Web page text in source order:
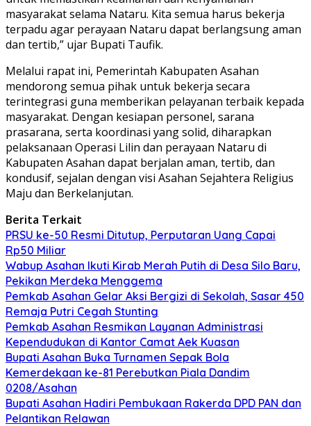
masyarakat selama Nataru. Kita semua harus bekerja
terpadu agar perayaan Nataru dapat berlangsung aman
dan tertib,” ujar Bupati Taufik.
Melalui rapat ini, Pemerintah Kabupaten Asahan
mendorong semua pihak untuk bekerja secara
terintegrasi guna memberikan pelayanan terbaik kepada
masyarakat. Dengan kesiapan personel, sarana
prasarana, serta koordinasi yang solid, diharapkan
pelaksanaan Operasi Lilin dan perayaan Nataru di
Kabupaten Asahan dapat berjalan aman, tertib, dan
kondusif, sejalan dengan visi Asahan Sejahtera Religius
Maju dan Berkelanjutan.
Berita Terkait
PRSU ke-50 Resmi Ditutup, Perputaran Uang Capai
Rp50 Miliar
Wabup Asahan Ikuti Kirab Merah Putih di Desa Silo Baru,
Pekikan Merdeka Menggema
Pemkab Asahan Gelar Aksi Bergizi di Sekolah, Sasar 450
Remaja Putri Cegah Stunting
Pemkab Asahan Resmikan Layanan Administrasi
Kependudukan di Kantor Camat Aek Kuasan
Bupati Asahan Buka Turnamen Sepak Bola
Kemerdekaan ke-81 Perebutkan Piala Dandim
0208/Asahan
Bupati Asahan Hadiri Pembukaan Rakerda DPD PAN dan
Pelantikan Relawan